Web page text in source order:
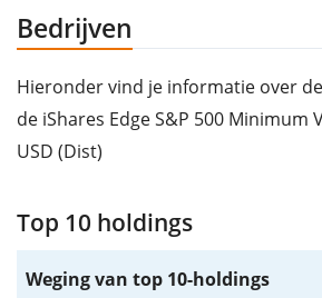
Bedrijven
Hieronder vind je informatie over
de iShares Edge S&P 500 Minimum
USD (Dist)
Top 10 holdings
Weging van top 10-holdings